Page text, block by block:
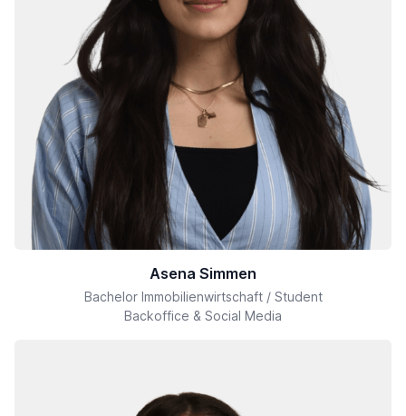
Asena Simmen
Bachelor Immobilienwirtschaft / Student
Backoffice & Social Media